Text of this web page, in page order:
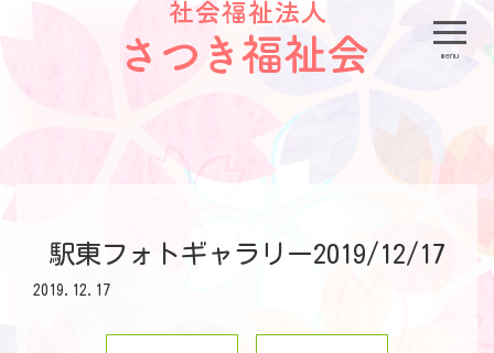
menu
駅東フォトギャラリー2019/12/17
2019.12.17